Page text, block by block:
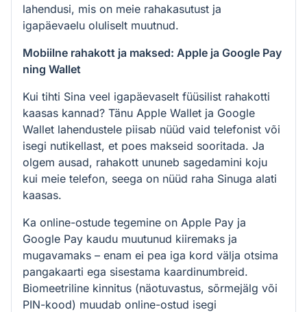
lahendusi, mis on meie rahakasutust ja
igapäevaelu oluliselt muutnud.
Mobiilne rahakott ja maksed: Apple ja Google Pay
ning Wallet
Kui tihti Sina veel igapäevaselt füüsilist rahakotti
kaasas kannad? Tänu Apple Wallet ja Google
Wallet lahendustele piisab nüüd vaid telefonist või
isegi nutikellast, et poes makseid sooritada. Ja
olgem ausad, rahakott ununeb sagedamini koju
kui meie telefon, seega on nüüd raha Sinuga alati
kaasas.
Ka online-ostude tegemine on Apple Pay ja
Google Pay kaudu muutunud kiiremaks ja
mugavamaks – enam ei pea iga kord välja otsima
pangakaarti ega sisestama kaardinumbreid.
Biomeetriline kinnitus (näotuvastus, sõrmejälg või
PIN-kood) muudab online-ostud isegi